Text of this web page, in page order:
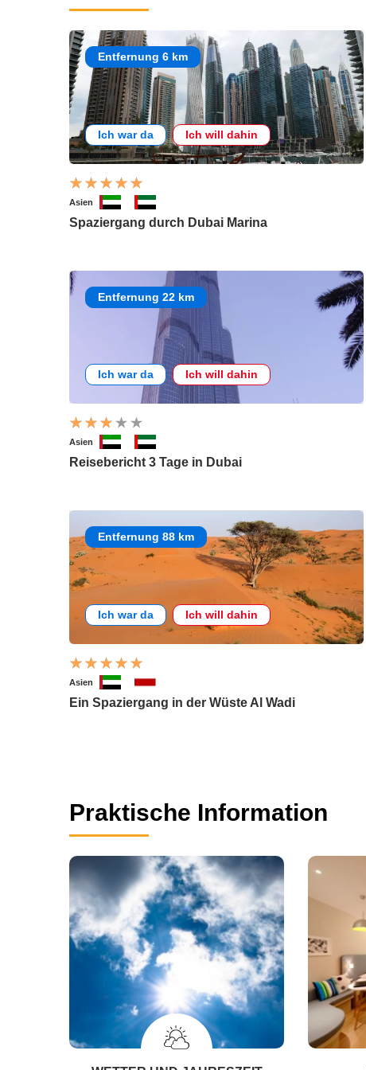
Entfernung 6 km
Ich war da Ich will dahin
Asien
Spaziergang durch Dubai Marina
Entfernung 22 km
Ich war da Ich will dahin
Asien
Reisebericht 3 Tage in Dubai
Entfernung 88 km
Ich war da Ich will dahin
Asien
Ein Spaziergang in der Wüste Al Wadi
Praktische Information